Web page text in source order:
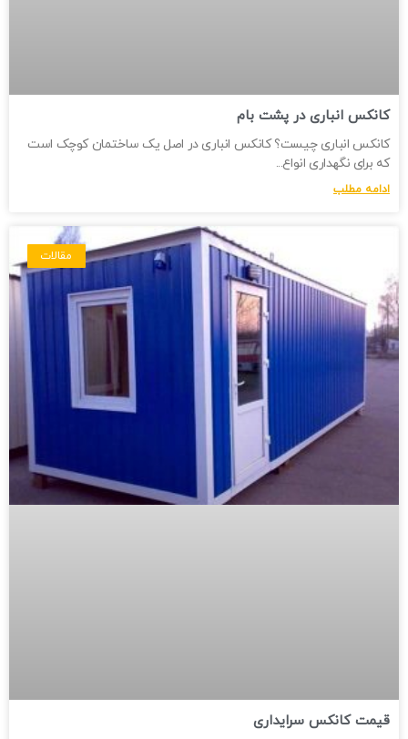
کانکس انباری در پشت بام
کانکس انباری چیست؟ کانکس انباری در اصل یک ساختمان کوچک است
که برای نگهداری انواع
ادامه مطلب
مقالات
قیمت کانکس سرایداری